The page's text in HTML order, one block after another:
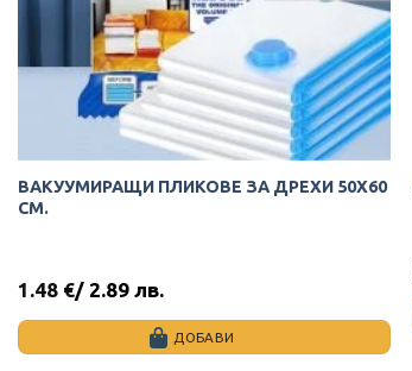
ВАКУУМИРАЩИ ПЛИКОВЕ ЗА ДРЕХИ 50Х60
СМ.
1.48 €/ 2.89 лв.
ДОБАВИ